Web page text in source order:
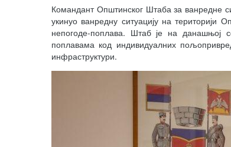
Командант Општинског Штаба за ванредне
укинуо ванредну ситуацију на територији
непогоде-поплава. Штаб је на данашњој
поплавама код индивидуалних
инфраструктури.